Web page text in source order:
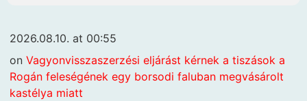
2026.08.10. at 00:55
on Vagyonvisszaszerzési eljárást kérnek a tiszások a
Rogán feleségének egy borsodi faluban megvásárolt
kastélya miatt